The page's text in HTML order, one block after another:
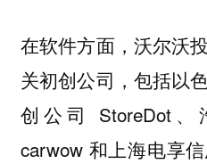
在软件方面，沃尔沃
关初创公司，包括以
创公司 StoreDot
carwow 和上海电享